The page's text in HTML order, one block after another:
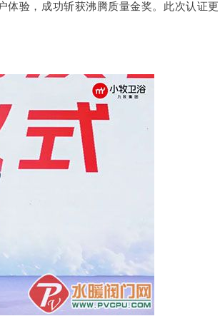
体验，成功斩获沸腾质量金奖。此次认证更